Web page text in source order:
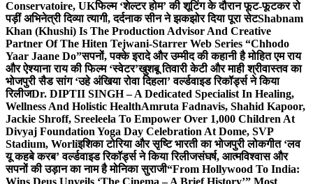
Conservatoire, UKफिल्म ‘शेल्टर होम’ की शूटिंग के दौरान फूट-फूटकर रो
पड़ीं अभिनेत्री दिव्या त्यागी, दर्दनाक सीन ने झकझोर दिया पूरा सेटShabnam
Khan (Khushi) Is The Production Advisor And Creative
Partner Of The Hiten Tejwani-Starrer Web Series “Chhodo
Yaar Jaane Do”सपनों, पक्के इरादे और उम्मीद की कहानी है मोहित एम राय
और ऐश्याना राय की फिल्म ‘स्वेटर’खुशबू तिवारी केटी और माही श्रीवास्तव का
भोजपुरी सैड सांग ‘उहे अंखिया रोवा दिहला’ वर्ल्डवाइड रिकॉर्ड्स ने किया
रिलीजDr. DIPTII SINGH – A Dedicated Specialist In Healing,
Wellness And Holistic HealthAmruta Fadnavis, Shahid Kapoor,
Jackie Shroff, Sreeleela To Empower Over 1,000 Children At
Divyaj Foundation Yoga Day Celebration At Dome, SVP
Stadium, Worliइशिका टोरिया और सृष्टि भारती का भोजपुरी लोकगीत ‘लव
यू कहबे करब’ वर्ल्डवाइड रिकॉर्ड्स ने किया रिलीजसंघर्ष, आत्मविश्वास और
सपनों की उड़ान का नाम है मोनिका सुराजी“From Hollywood To India: